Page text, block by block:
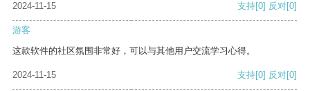
2024-11-15 支持[0] 反对[0]
游客
这款软件的社区氛围非常好，可以与其他用户交流学习心得。
2024-11-15 支持[0] 反对[0]